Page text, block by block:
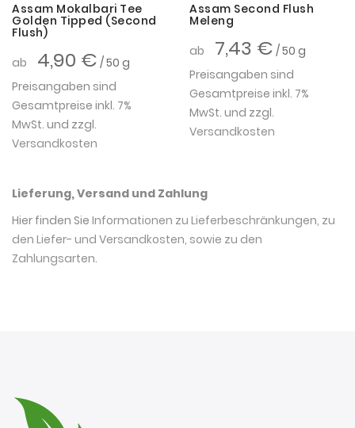
Assam Mokalbari Tee
Golden Tipped (Second
Flush)
ab
4,90 € / 50 g
Preisangaben sind
Gesamtpreise inkl. 7%
MwSt. und zzgl.
Versandkosten
Assam Second Flush
Meleng
ab
7,43 € / 50 g
Preisangaben sind
Gesamtpreise inkl. 7%
MwSt. und zzgl.
Versandkosten
Lieferung, Versand und Zahlung
Hier finden Sie Informationen zu Lieferbeschränkungen, zu
den Liefer- und Versandkosten, sowie zu den
Zahlungsarten.